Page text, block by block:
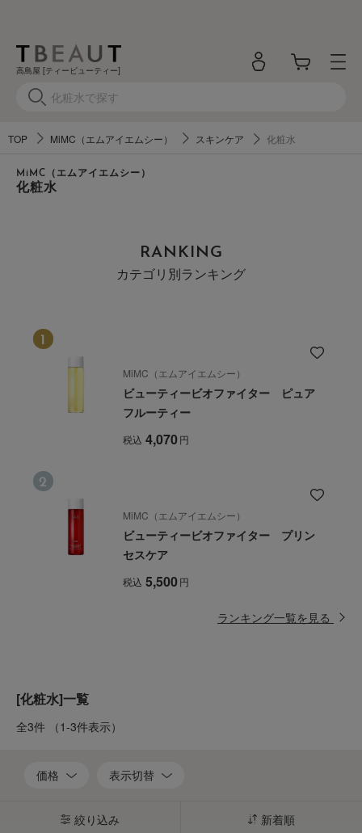
高島屋 [ティービューティー]
TOP MiMC（エムアイエムシー） スキンケア 化粧水
MiMC（エムアイエムシー）
化粧水
RANKING
カテゴリ別ランキング
MiMC（エムアイエムシー）
ビューティービオファイター ピュア
フルーティー
税込 4,070円
MiMC（エムアイエムシー）
ビューティービオファイター プリン
セスケア
税込 5,500円
ランキング一覧を見る
[化粧水]一覧
全3件 （1-3件表示）
価格 表示切替
絞り込み 新着順